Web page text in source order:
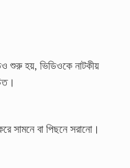
শুরু হয়, ভিডিওকে নাটকীয়
সামনে বা পিছনে সরানো।